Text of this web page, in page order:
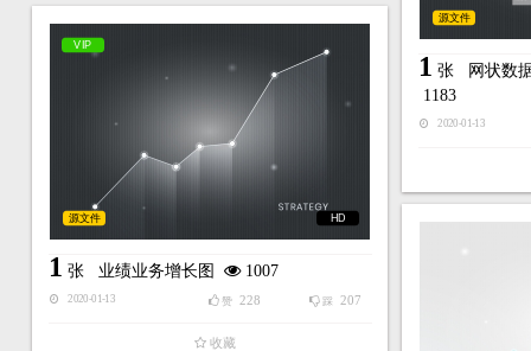
源文件
1 张
网状数
1183
2020-01-13
VIP
HD
源文件
1 张 业绩业务增长图 1007
2020-01-13 踩 207
赞 228
收藏